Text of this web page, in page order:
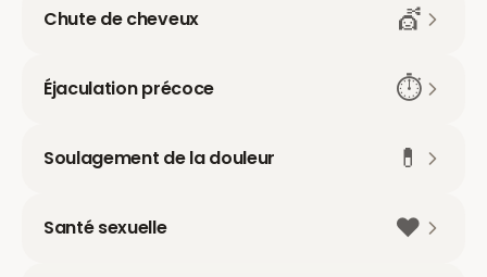
Chute de cheveux 💇
Éjaculation précoce ⏱️
Soulagement de la douleur 💊
Santé sexuelle ❤️